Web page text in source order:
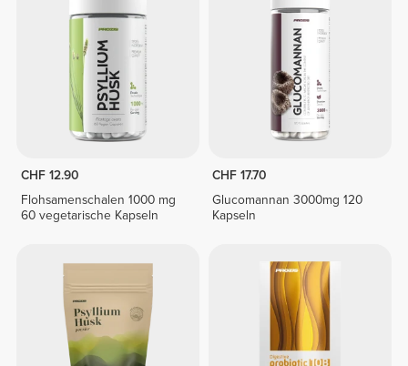
CHF 12.90
Flohsamenschalen 1000 mg
60 vegetarische Kapseln
CHF 17.70
Glucomannan 3000mg 120
Kapseln